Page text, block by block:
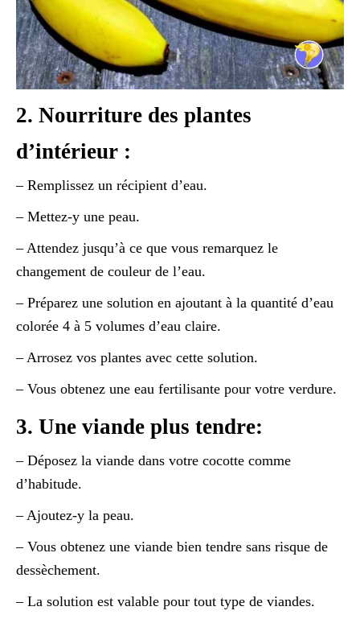
2. Nourriture des plantes
d’intérieur :
– Remplissez un récipient d’eau.
– Mettez-y une peau.
– Attendez jusqu’à ce que vous remarquez le
changement de couleur de l’eau.
– Préparez une solution en ajoutant à la quantité d’eau
colorée 4 à 5 volumes d’eau claire.
– Arrosez vos plantes avec cette solution.
– Vous obtenez une eau fertilisante pour votre verdure.
3. Une viande plus tendre:
– Déposez la viande dans votre cocotte comme
d’habitude.
– Ajoutez-y la peau.
– Vous obtenez une viande bien tendre sans risque de
dessèchement.
– La solution est valable pour tout type de viandes.